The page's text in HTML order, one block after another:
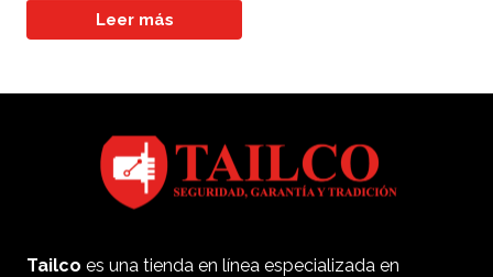
Leer más
Tailco es una tienda en línea especializada en